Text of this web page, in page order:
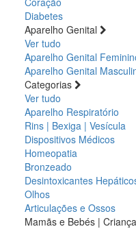
Diabetes
Aparelho Genital
Ver tudo
Aparelho Genital
Aparelho Genital
Categorias
Ver tudo
Aparelho Respiratório
Rins | Bexiga | Vesícula
Dispositivos Médicos
Homeopatia
Bronzeado
Desintoxicantes
Olhos
Articulações e Ossos
Mamãs e Bebés |